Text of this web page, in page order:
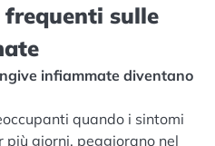
frequenti sulle
infiammate diventano
quando i sintomi
più giorni, peggiorano nel